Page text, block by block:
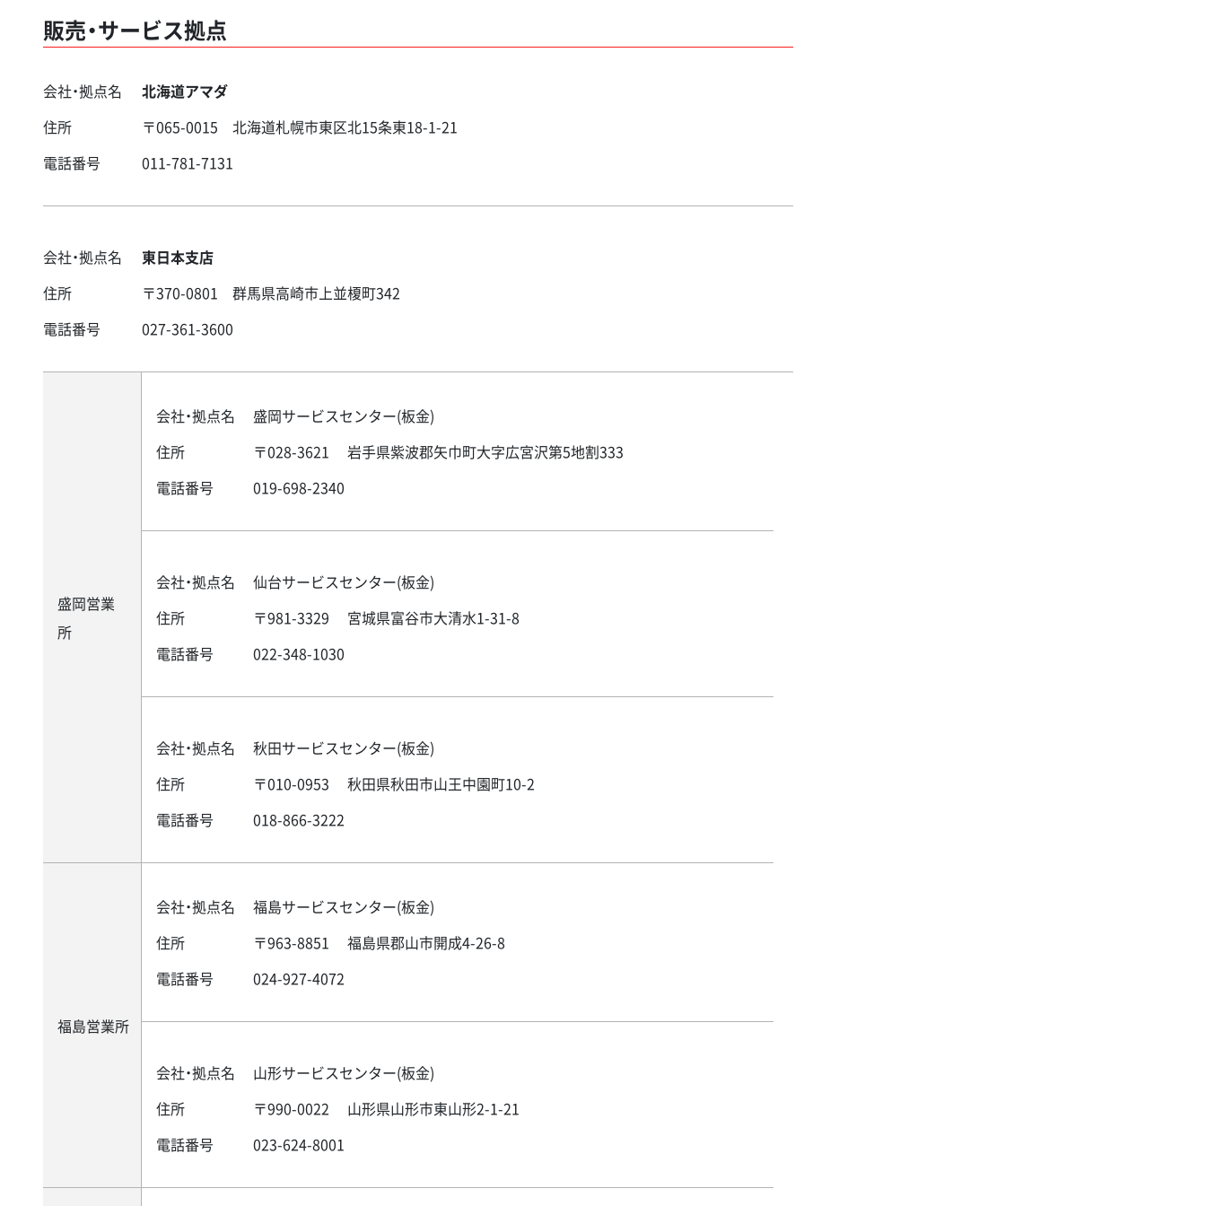
販売・サービス拠点
会社・拠点名
北海道アマダ
住所
〒065-0015 北海道札幌市東区北15条東18-1-21
電話番号
011-781-7131
会社・拠点名
東日本支店
住所
〒370-0801 群馬県高崎市上並榎町342
電話番号
027-361-3600
盛岡営業
所
会社・拠点名
盛岡サービスセンター(板金)
住所
〒028-3621
岩手県紫波郡矢巾町大字広宮沢第5地割333
電話番号
019-698-2340
会社・拠点名
仙台サービスセンター(板金)
住所
〒981-3329
宮城県富谷市大清水1-31-8
電話番号
022-348-1030
会社・拠点名
秋田サービスセンター(板金)
住所
〒010-0953
秋田県秋田市山王中園町10-2
電話番号
018-866-3222
福島営業所
会社・拠点名
福島サービスセンター(板金)
住所
〒963-8851
福島県郡山市開成4-26-8
電話番号
024-927-4072
会社・拠点名
山形サービスセンター(板金)
住所
〒990-0022
山形県山形市東山形2-1-21
電話番号
023-624-8001